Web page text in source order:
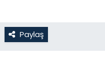
Paylaş
Spor